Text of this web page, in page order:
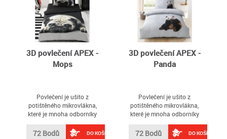
3D povlečení APEX -
Mops
Povlečení je ušito z
potištěného mikrovlákna,
které je mnoha odborníky
označováno materiálem
budoucnosti
72 Bodů DO KOŠÍKU
3D povlečení APEX -
Panda
Povlečení je ušito z
potištěného mikrovlákna,
které je mnoha odborníky
označováno materiálem
budoucnosti
72 Bodů DO KOŠÍKU